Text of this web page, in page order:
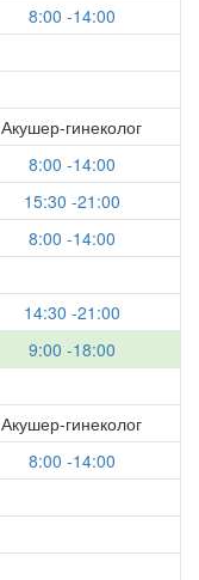
8:00 -14:00
Акушер-гинеколог
8:00 -14:00
15:30 -21:00
8:00 -14:00
14:30 -21:00
9:00 -18:00
Акушер-гинеколог
8:00 -14:00